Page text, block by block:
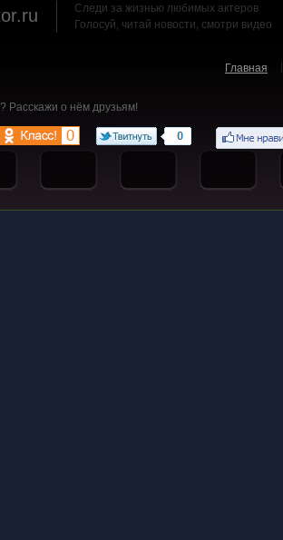
Следи за жизнью любимых актеров
Голосуй, читай новости, смотри видео
Главная
Расскажи о нём друзьям!